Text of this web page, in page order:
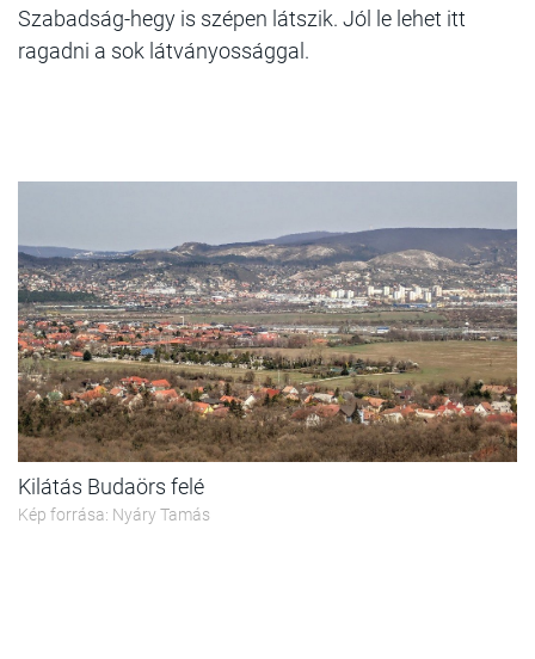
Szabadság-hegy is szépen látszik. Jól le lehet itt
ragadni a sok látványossággal.
Kilátás Budaörs felé
Kép forrása: Nyáry Tamás